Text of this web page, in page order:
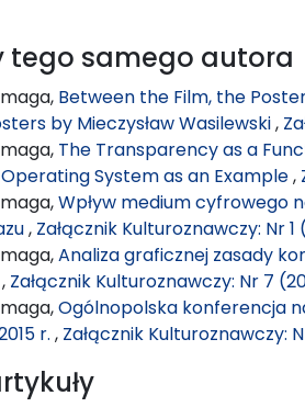
tego samego autora
Between the Film, the
by Mieczysław Wasilewski,
The Transparency as a
Operating System as an Example,
Wpływ medium cyfrowego
, Załącznik Kulturoznawczy: Nr 1
Analiza graficznej zasady
, Załącznik Kulturoznawczy: Nr 7
Ogólnopolska konferencja
r. , Załącznik Kulturoznawczy: